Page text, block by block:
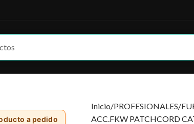
a pedido
Inicio PROFESIONALES
ACC.FKW PATCHCORD